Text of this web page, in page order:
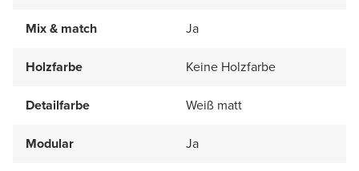
Mix & match Ja
Holzfarbe Keine Holzfarbe
Detailfarbe Weiß matt
Modular Ja